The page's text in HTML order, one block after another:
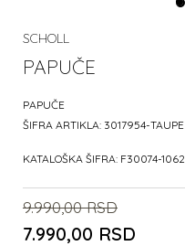
SCHOLL
PAPUČE
PAPUČE
ŠIFRA ARTIKLA: 3017954-TAUPE
KATALOŠKA ŠIFRA: F30074-1062
9.990,00 RSD
7.990,00 RSD